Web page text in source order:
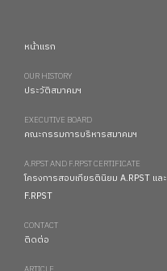
หน้าแรก
OUR HISTORY
ประวัติสมาคมฯ
EXECUTIVE BOARD
คณะกรรมการบริหารสมาคมฯ
A.RPST AND F.RPST CERTIFICATE
โครงการสอบเกียรตินิยม A.RPST และ
F.RPST
CONTACT
ติดต่อ